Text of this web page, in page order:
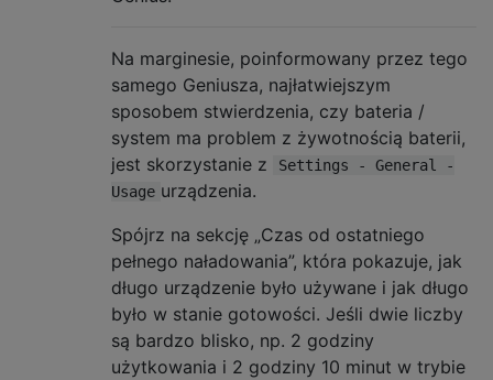
Na marginesie, poinformowany przez tego
samego Geniusza, najłatwiejszym
sposobem stwierdzenia, czy bateria /
system ma problem z żywotnością baterii,
jest skorzystanie z
Settings - General -
Usage urządzenia.
Spójrz na sekcję „Czas od ostatniego
pełnego naładowania”, która pokazuje, jak
długo urządzenie było używane i jak długo
było w stanie gotowości. Jeśli dwie liczby
są bardzo blisko, np. 2 godziny
użytkowania i 2 godziny 10 minut w trybie